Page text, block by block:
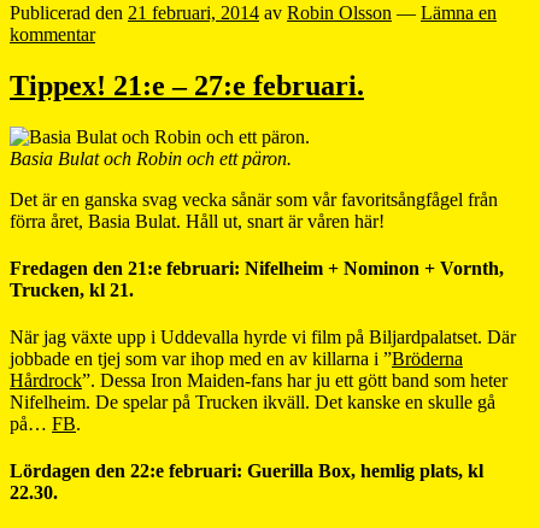
Publicerad den 21 februari, 2014 av Robin Olsson — Lämna en
kommentar
Tippex! 21:e – 27:e februari.
Basia Bulat och Robin och ett päron.
Det är en ganska svag vecka sånär som vår favoritsångfågel från
förra året, Basia Bulat. Håll ut, snart är våren här!
Fredagen den 21:e februari: Nifelheim + Nominon + Vornth,
Trucken, kl 21.
När jag växte upp i Uddevalla hyrde vi film på Biljardpalatset. Där
jobbade en tjej som var ihop med en av killarna i ”Bröderna
Hårdrock”. Dessa Iron Maiden-fans har ju ett gött band som heter
Nifelheim. De spelar på Trucken ikväll. Det kanske en skulle gå
på… FB.
Lördagen den 22:e februari: Guerilla Box, hemlig plats, kl
22.30.